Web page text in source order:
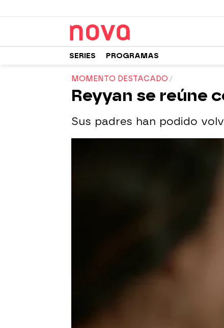
SERIES PROGRAMAS
MOMENTO DESTACADO
Reyyan se reúne
Sus padres han podido